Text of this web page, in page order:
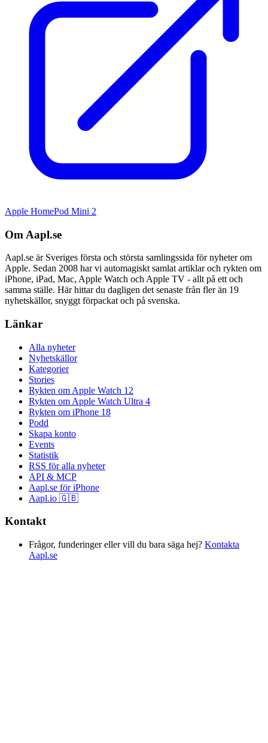
Apple HomePod Mini 2
Om Aapl.se
Aapl.se är Sveriges första och största samlingssida för nyheter om
Apple. Sedan 2008 har vi automagiskt samlat artiklar och rykten om
iPhone, iPad, Mac, Apple Watch och Apple TV - allt på ett och
samma ställe. Här hittar du dagligen det senaste från fler än 19
nyhetskällor, snyggt förpackat och på svenska.
Länkar
Alla nyheter
Nyhetskällor
Kategorier
Stories
Rykten om Apple Watch 12
Rykten om Apple Watch Ultra 4
Rykten om iPhone 18
Podd
Skapa konto
Events
Statistik
RSS för alla nyheter
API & MCP
Aapl.se för iPhone
Aapl.io 🇬🇧
Kontakt
Frågor, funderinger eller vill du bara säga hej? Kontakta
Aapl.se